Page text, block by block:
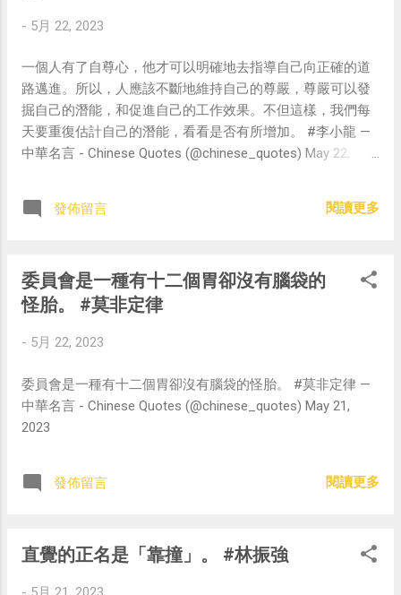
- 5月 22, 2023
一個人有了自尊心，他才可以明確地去指導自己向正確的道
路邁進。所以，人應該不斷地維持自己的尊嚴，尊嚴可以發
掘自己的潛能，和促進自己的工作效果。不但這樣，我們每
天要重復估計自己的潛能，看看是否有所增加。 #李小龍 —
中華名言 - Chinese Quotes (@chinese_quotes) May 22,
發佈留言 閱讀更多
委員會是一種有十二個胃卻沒有腦袋的
怪胎。 #莫非定律
- 5月 22, 2023
委員會是一種有十二個胃卻沒有腦袋的怪胎。 #莫非定律 —
中華名言 - Chinese Quotes (@chinese_quotes) May 21,
2023
發佈留言 閱讀更多
直覺的正名是「靠撞」。 #林振強